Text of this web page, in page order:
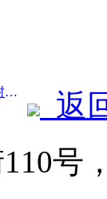
前一篇：北京海昌海洋公园年底主体封顶 预计2027年建成开放
返
号